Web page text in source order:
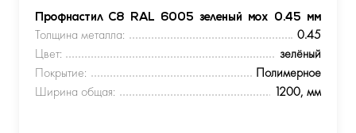
Профнастил С8 RAL 6005 зеленый мох 0.45 мм
Толщина металла:
0.45
Цвет:
зелёный
Покрытие:
Полимерное
Ширина общая:
1200, мм